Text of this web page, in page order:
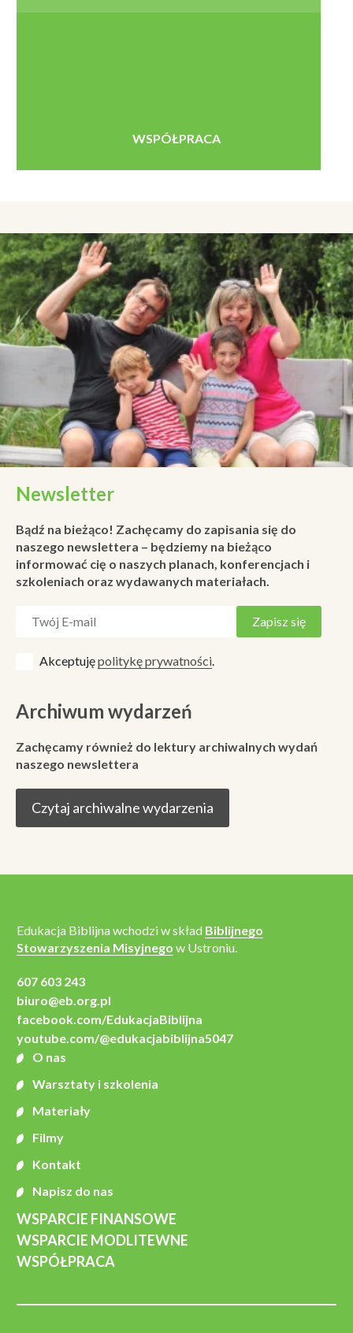
WSPÓŁPRACA
Newsletter
Bądź na bieżąco! Zachęcamy do zapisania się do
naszego newslettera – będziemy na bieżąco
informować cię o naszych planach, konferencjach i
szkoleniach oraz wydawanych materiałach.
Akceptujępolitykę prywatności.
Archiwum wydarzeń
Zachęcamy również do lektury archiwalnych wydań
naszego newslettera
Czytaj archiwalne wydarzenia
Edukacja Biblijna wchodzi w skład Biblijnego
Stowarzyszenia Misyjnego w Ustroniu.
607 603 243
biuro@eb.org.pl
facebook.com/EdukacjaBiblijna
youtube.com/@edukacjabiblijna5047
O nas
Warsztaty i szkolenia
Materiały
Filmy
Kontakt
Napisz do nas
WSPARCIE FINANSOWE
WSPARCIE MODLITEWNE
WSPÓŁPRACA